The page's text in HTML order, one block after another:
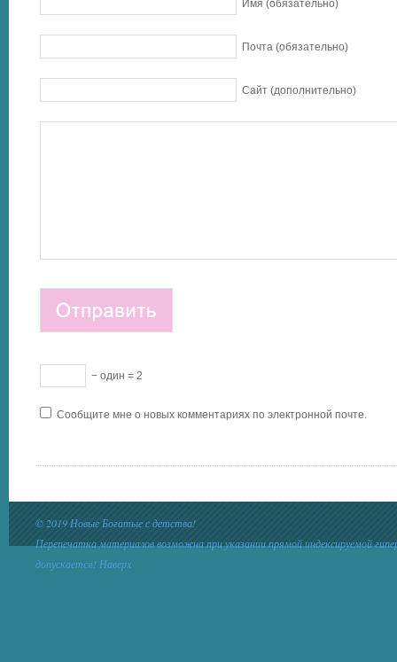
Имя (обязательно)
Почта (обязательно)
Сайт (дополнительно)
− один = 2
Сообщите мне о новых комментариях по электронной почте.
© 2019 Новые Богатые с детства!
Перепечатка материалов возможна при указании прямой индексируемой
допускается! Наверх